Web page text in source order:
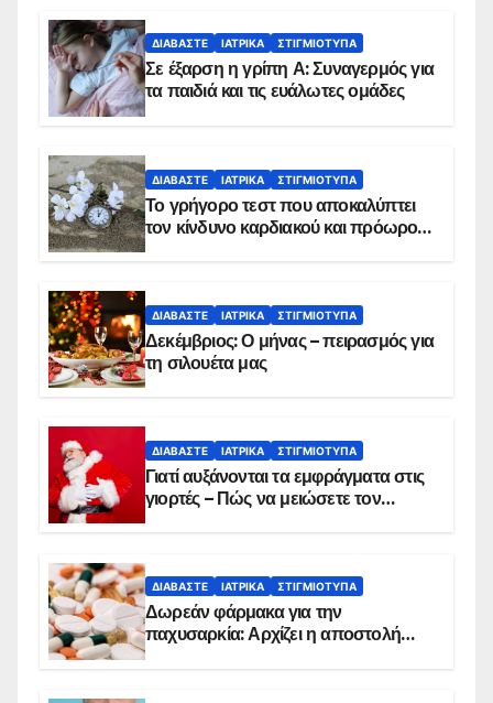
ΔΙΑΒΆΣΤΕ ΙΑΤΡΙΚΆ ΣΤΙΓΜΙΌΤΥΠΑ
Σε έξαρση η γρίπη Α: Συναγερμός για
τα παιδιά και τις ευάλωτες ομάδες
ΔΙΑΒΆΣΤΕ ΙΑΤΡΙΚΆ ΣΤΙΓΜΙΌΤΥΠΑ
Το γρήγορο τεστ που αποκαλύπτει
τον κίνδυνο καρδιακού και πρόωρου
ΔΙΑΒΆΣΤΕ ΙΑΤΡΙΚΆ ΣΤΙΓΜΙΌΤΥΠΑ
Δεκέμβριος: Ο μήνας – πειρασμός για
τη σιλουέτα μας
ΔΙΑΒΆΣΤΕ ΙΑΤΡΙΚΆ ΣΤΙΓΜΙΌΤΥΠΑ
Γιατί αυξάνονται τα εμφράγματα στις
γιορτές – Πώς να μειώσετε τον
ΔΙΑΒΆΣΤΕ ΙΑΤΡΙΚΆ ΣΤΙΓΜΙΌΤΥΠΑ
Δωρεάν φάρμακα για την
παχυσαρκία: Αρχίζει η αποστολή